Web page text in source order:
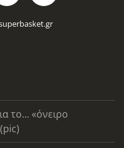
το... «όνειρο